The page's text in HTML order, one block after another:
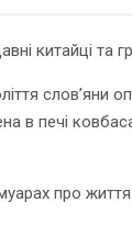
китайці та
слов’яни
в печі
про